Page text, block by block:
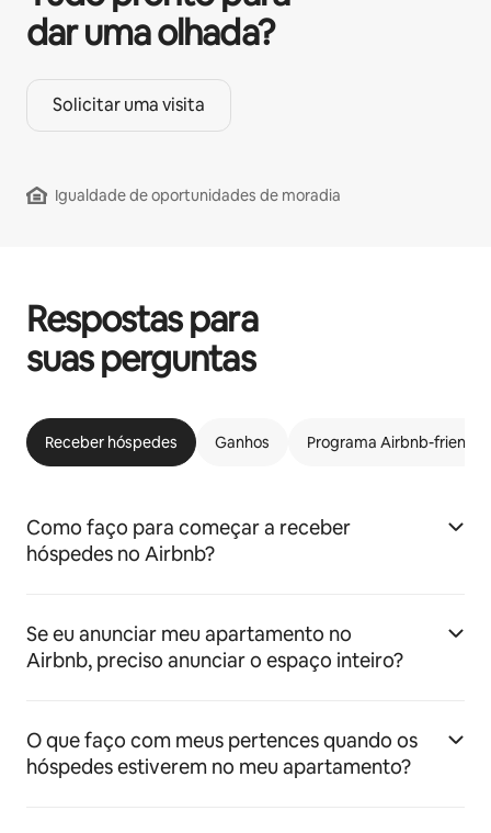
dar uma olhada?
Solicitar uma visita
Igualdade de oportunidades de moradia
Respostas para
suas perguntas
Receber hóspedes Ganhos Programa Airbnb-friendly
Como faço para começar a receber
hóspedes no Airbnb?
Se eu anunciar meu apartamento no
Airbnb, preciso anunciar o espaço inteiro?
O que faço com meus pertences quando os
hóspedes estiverem no meu apartamento?